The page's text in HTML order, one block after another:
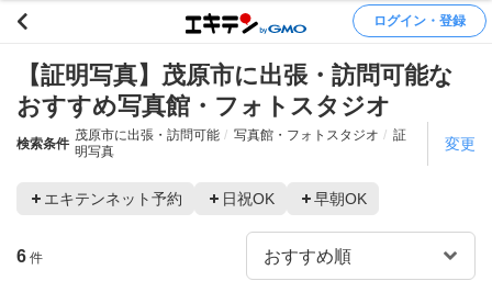
ログイン・登録
【証明写真】茂原市に出張・訪問可能な
おすすめ写真館・フォトスタジオ
検索条件
茂原市に出張・訪問可能 写真館・フォトスタジオ
証
明写真
変更
エキテンネット予約 日祝OK 早朝OK
6 件